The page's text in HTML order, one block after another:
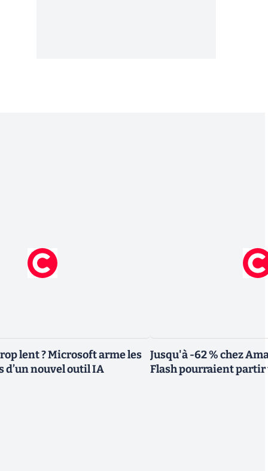
lent ? Microsoft arme les
d’un nouvel outil IA
Jusqu'à -62 % chez
Flash pourraient